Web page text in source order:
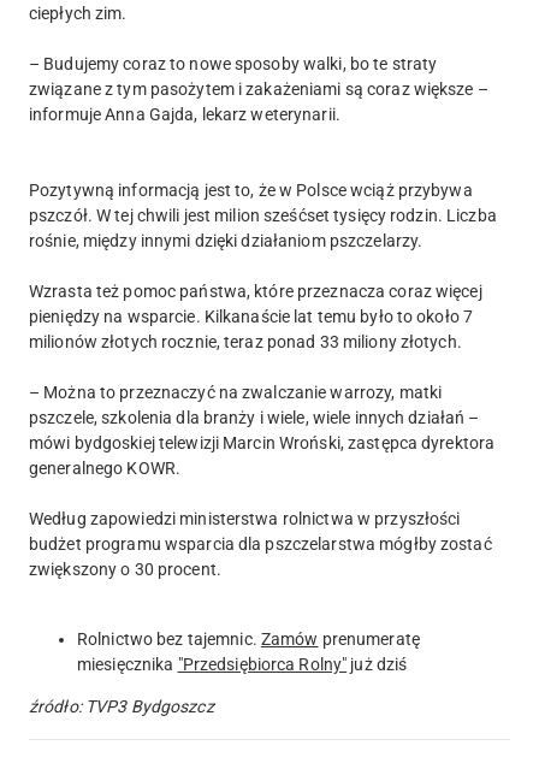
ciepłych zim.
– Budujemy coraz to nowe sposoby walki, bo te straty
związane z tym pasożytem i zakażeniami są coraz większe –
informuje Anna Gajda, lekarz weterynarii.
Pozytywną informacją jest to, że w Polsce wciąż przybywa
pszczół. W tej chwili jest milion sześćset tysięcy rodzin. Liczba
rośnie, między innymi dzięki działaniom pszczelarzy.
Wzrasta też pomoc państwa, które przeznacza coraz więcej
pieniędzy na wsparcie. Kilkanaście lat temu było to około 7
milionów złotych rocznie, teraz ponad 33 miliony złotych.
– Można to przeznaczyć na zwalczanie warrozy, matki
pszczele, szkolenia dla branży i wiele, wiele innych działań –
mówi bydgoskiej telewizji Marcin Wroński, zastępca dyrektora
generalnego KOWR.
Według zapowiedzi ministerstwa rolnictwa w przyszłości
budżet programu wsparcia dla pszczelarstwa mógłby zostać
zwiększony o 30 procent.
Rolnictwo bez tajemnic. Zamów prenumeratę
miesięcznika "Przedsiębiorca Rolny" już dziś
źródło: TVP3 Bydgoszcz